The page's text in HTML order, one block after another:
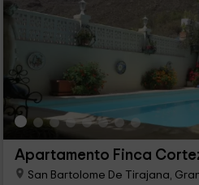
Apartamento Finca
San Bartolome De Tirajana,